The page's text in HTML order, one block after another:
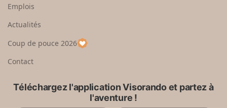
e
u
p
a
Emplois
Actualités
Coup de pouce 2026
Contact
Téléchargez l'application Visorando et partez à
l'aventure !